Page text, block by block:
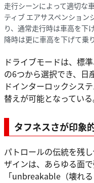
走行シーンによって適切な
ティブ エアサスペンション
り、通常走行時は車高を下
降時は更に車高を下げて乗
ドライブモードは、標
の6つから選択でき、日
ドインターロックシス
替えが可能となっている
タフネスさが印象
パトロールの伝統を残
ザインは、あらゆる面
「unbreakable（壊れ